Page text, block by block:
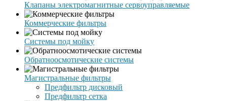
Клапаны электромагнитные сервоуправляемые
Коммерческие фильтры
Системы под мойку
Обратноосмотические системы
Магистральные фильтры
Предфильтр дисковый
Предфильтр сетка